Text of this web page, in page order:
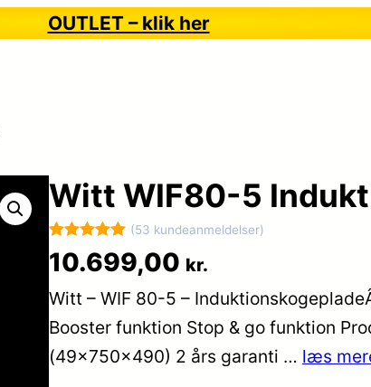
OUTLET – klik her
Witt WIF80-5
Bedømt
som5ud
af 5
baseret på
53
melser
(53 kundeanmeldelser)
10.699,00 kr.
Witt – WIF 80-5 –
Booster funktion Stop & go funktion
(49x750x490) 2 års garanti … læs